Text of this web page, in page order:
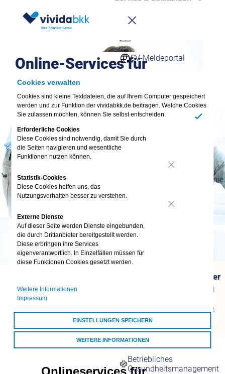
Cookies verwalten
Cookies sind kleine Textdateien, die auf Ihrem Computer gespeichert
werden und zur Funktion der vividabkk.de beitragen. Welche Cookies
Sie zulassen möchten, können Sie selbst entscheiden.
Erforderliche Cookies
Diese Cookies sind notwendig, damit Sie durch
die Seiten navigieren und wesentliche
Funktionen nutzen können.
Statistik-Cookies
Diese Cookies helfen uns, das
Nutzungsverhalten besser zu verstehen.
Externe Dienste
Auf dieser Seite werden Dienste eingebunden,
die durch Drittanbieter bereitgestellt werden.
Diese erbringen ihre Services
eigenverantwortlich. In Einzelfällen müssen für
diese Funktionen Cookies gesetzt werden.
Weitere Informationen
Impressum
EINSTELLUNGEN SPEICHERN
WEITERE INFORMATIONEN
ALLE COOKIES AKZEPTIEREN
Aktuelles
SV-Meldeportal
Online-Services für
Firmenkunden
Downloadcenter
Ihre persönliche Akademie
Firmenkunden
Ansprechpartner
Ihr Ansprechpartner
Fragen Beitrags- und
Mo. bis Fr. von 8 - 18
Uhr
Gesund am Arbeitsplatz
Betriebliches
Gesundheitsmanagement
Online-Services für
Arbeitgeber